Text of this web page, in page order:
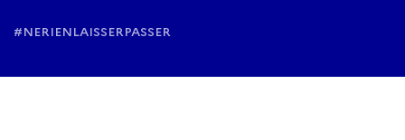
#NERIENLAISSERPASSER